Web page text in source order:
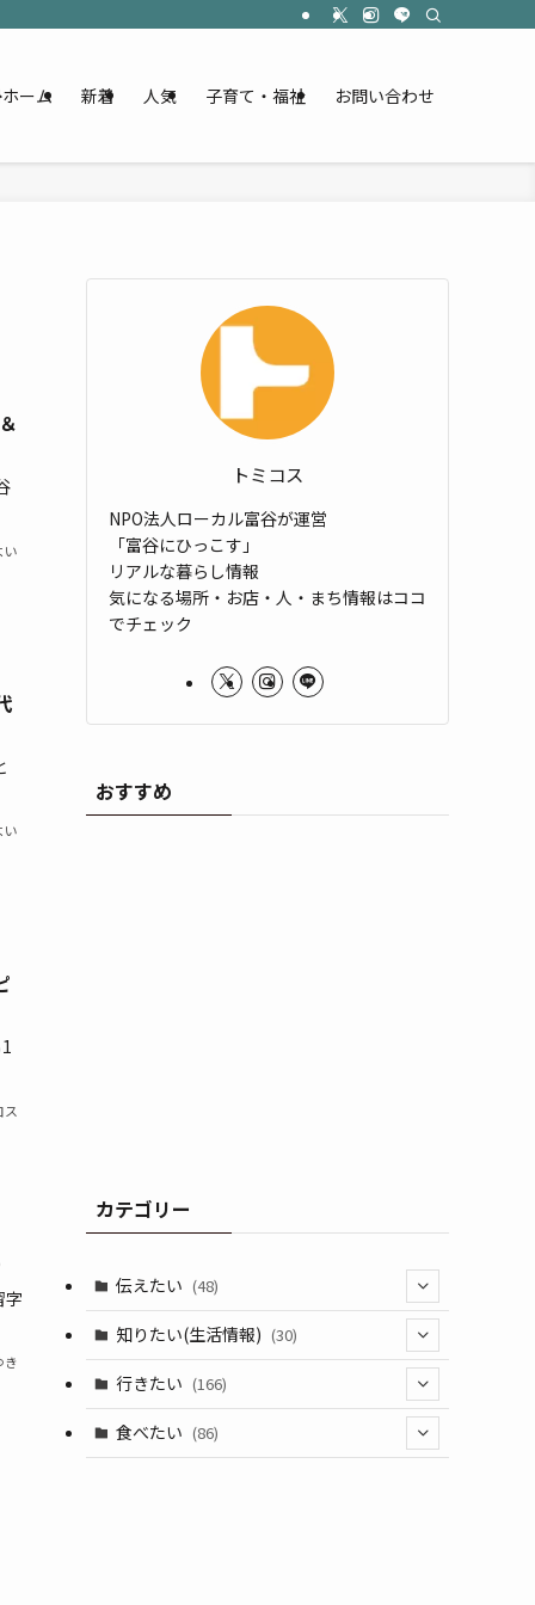
ホーム 新着 人気 子育て・福祉 お問い合わせ
い
い
ス
字
き
トミコス
NPO法人ローカル富谷が運営
「富谷にひっこす」
リアルな暮らし情報
気になる場所・お店・人・まち情報はココ
でチェック
おすすめ
カテゴリー
伝えたい (48)
(44)
(1)
知りたい(生活情報) (30)
(10)
(11)
行きたい (166)
(18)
食べたい (86)